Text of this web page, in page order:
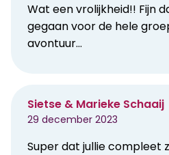
Wat een vrolijkheid!! Fijn
gegaan voor de hele
avontuur…
Sietse & Marieke Schaaij
29 december 2023
Super dat jullie compleet